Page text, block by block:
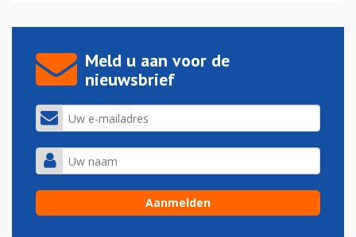
Meld u aan voor de
nieuwsbrief